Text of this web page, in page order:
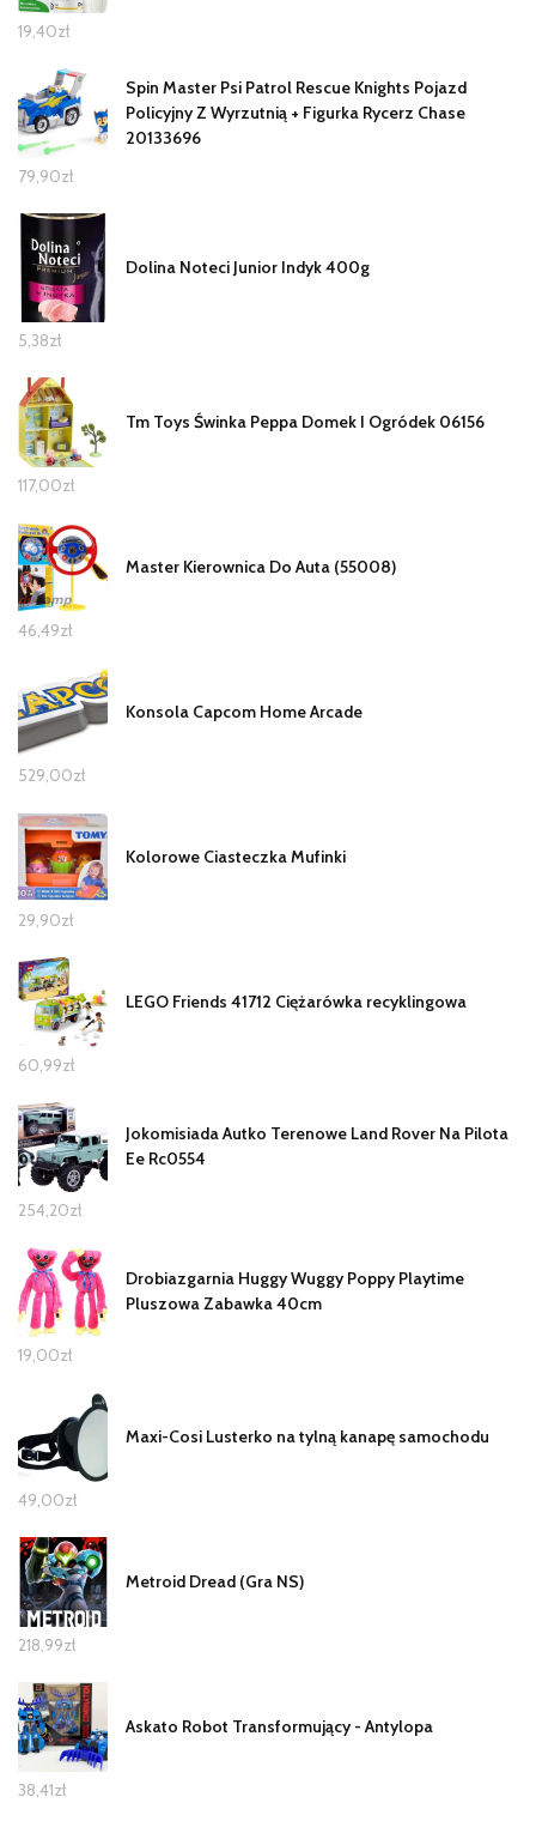
19,40zł
Spin Master Psi Patrol Rescue Knights Pojazd
Policyjny Z Wyrzutnią + Figurka Rycerz Chase
20133696
79,90zł
Dolina Noteci Junior Indyk 400g
5,38zł
Tm Toys Świnka Peppa Domek I Ogródek 06156
117,00zł
Master Kierownica Do Auta (55008)
46,49zł
Konsola Capcom Home Arcade
529,00zł
Kolorowe Ciasteczka Mufinki
29,90zł
LEGO Friends 41712 Ciężarówka recyklingowa
60,99zł
Jokomisiada Autko Terenowe Land Rover Na Pilota
Ee Rc0554
254,20zł
Drobiazgarnia Huggy Wuggy Poppy Playtime
Pluszowa Zabawka 40cm
19,00zł
Maxi-Cosi Lusterko na tylną kanapę samochodu
49,00zł
Metroid Dread (Gra NS)
218,99zł
Askato Robot Transformujący - Antylopa
38,41zł